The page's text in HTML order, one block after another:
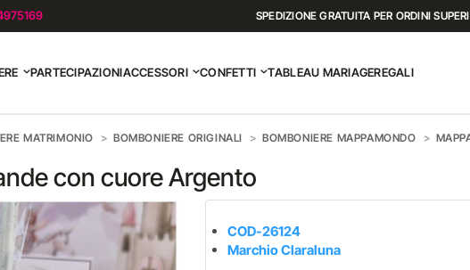
SPEDIZIONE GRATUITA PER ORDINI
PARTECIPAZIONIACCESSORI CONFETTI TABLEAU MARIAGEREGALI
MATRIMONIO BOMBONIERE ORIGINALI BOMBONIERE MAPPAMONDO
con cuore Argento
COD-26124
Marchio Claraluna